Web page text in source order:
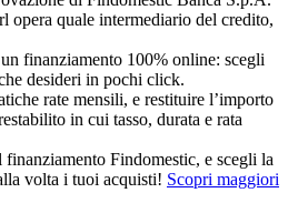
opera quale intermediario del credito,
finanziamento 100% online: scegli
desideri in pochi click.
rate mensili, e restituire l’importo
in cui tasso, durata e rata
Findomestic, e scegli la
volta i tuoi acquisti! Scopri maggiori